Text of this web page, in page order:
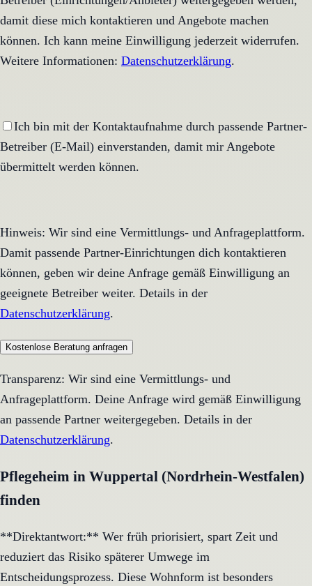
damit diese mich kontaktieren und Angebote machen
können. Ich kann meine Einwilligung jederzeit widerrufen.
Weitere Informationen: Datenschutzerklärung.
Ich bin mit der Kontaktaufnahme durch passende Partner-
Betreiber (E-Mail) einverstanden, damit mir Angebote
übermittelt werden können.
Hinweis: Wir sind eine Vermittlungs- und Anfrageplattform.
Damit passende Partner-Einrichtungen dich kontaktieren
können, geben wir deine Anfrage gemäß Einwilligung an
geeignete Betreiber weiter. Details in der
Datenschutzerklärung.
Kostenlose Beratung anfragen
Transparenz: Wir sind eine Vermittlungs- und
Anfrageplattform. Deine Anfrage wird gemäß Einwilligung
an passende Partner weitergegeben. Details in der
Datenschutzerklärung.
Pflegeheim in Wuppertal (Nordrhein-Westfalen)
finden
**Direktantwort:** Wer früh priorisiert, spart Zeit und
reduziert das Risiko späterer Umwege im
Entscheidungsprozess. Diese Wohnform ist besonders